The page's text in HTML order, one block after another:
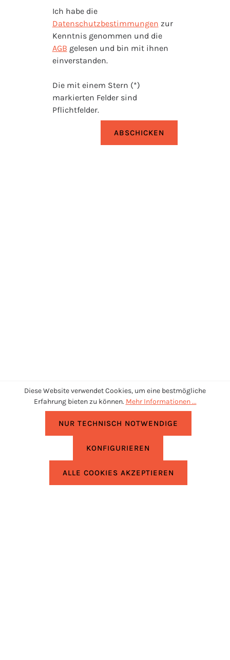
Ich habe die
Datenschutzbestimmungen zur
Kenntnis genommen und die
AGB gelesen und bin mit ihnen
einverstanden.
Die mit einem Stern (*)
markierten Felder sind
Pflichtfelder.
ABSCHICKEN
RECHTLICHES
Diese Website verwendet Cookies, um eine bestmögliche
Erfahrung bieten zu können. Mehr Informationen ...
NUR TECHNISCH NOTWENDIGE
KONFIGURIEREN
ALLE COOKIES AKZEPTIEREN